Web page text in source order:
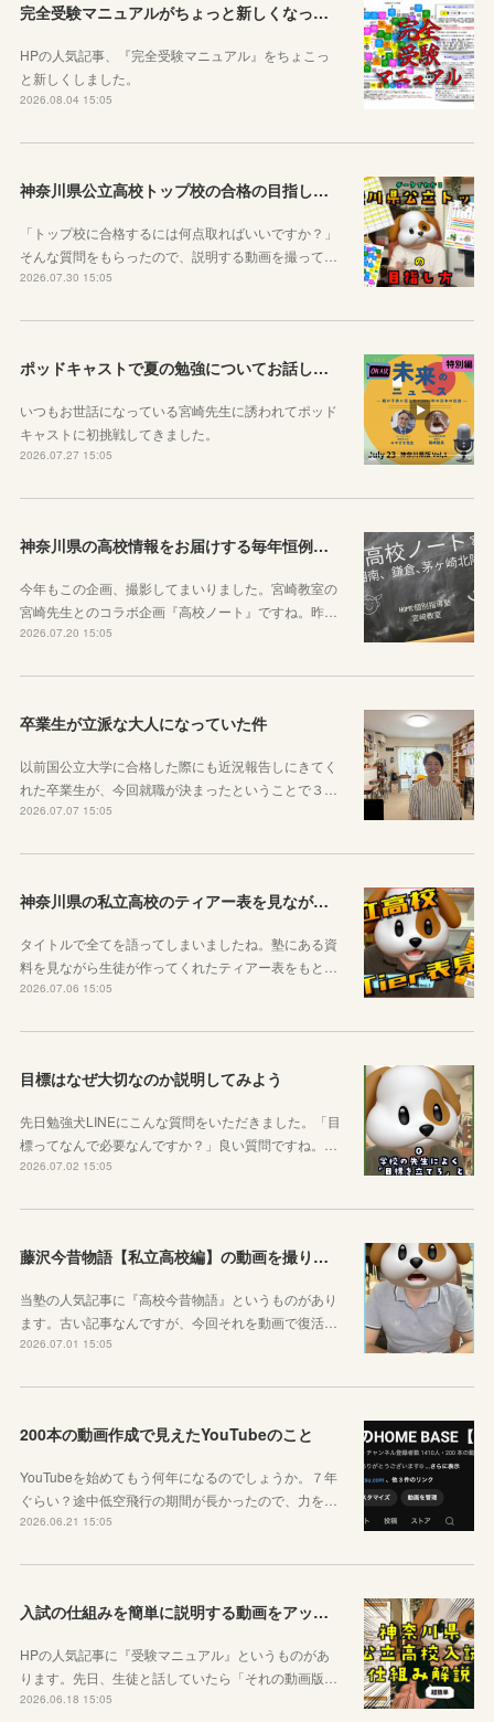
完全受験マニュアルがちょっと新しくなったよ！
HPの人気記事、『完全受験マニュアル』をちょこっ
と新しくしました。
2026.08.04 15:05
神奈川県公立高校トップ校の合格の目指し方について動画をアップしました
「トップ校に合格するには何点取ればいいですか？」
そんな質問をもらったので、説明する動画を撮って…
2026.07.30 15:05
ポッドキャストで夏の勉強についてお話ししています！
いつもお世話になっている宮崎先生に誘われてポッド
キャストに初挑戦してきました。
2026.07.27 15:05
神奈川県の高校情報をお届けする毎年恒例のコラボ企画のお知らせ
今年もこの企画、撮影してまいりました。宮崎教室の
宮崎先生とのコラボ企画『高校ノート』ですね。昨…
2026.07.20 15:05
卒業生が立派な大人になっていた件
以前国公立大学に合格した際にも近況報告しにきてく
れた卒業生が、今回就職が決まったということで３…
2026.07.07 15:05
神奈川県の私立高校のティアー表を見ながら話す動画を作りました！
タイトルで全てを語ってしまいましたね。塾にある資
料を見ながら生徒が作ってくれたティアー表をもと…
2026.07.06 15:05
目標はなぜ大切なのか説明してみよう
先日勉強犬LINEにこんな質問をいただきました。「目
標ってなんで必要なんですか？」良い質問ですね。…
2026.07.02 15:05
藤沢今昔物語【私立高校編】の動画を撮りました！
当塾の人気記事に『高校今昔物語』というものがあり
ます。古い記事なんですが、今回それを動画で復活…
2026.07.01 15:05
200本の動画作成で見えたYouTubeのこと
YouTubeを始めてもう何年になるのでしょうか。７年
ぐらい？途中低空飛行の期間が長かったので、力を…
2026.06.21 15:05
入試の仕組みを簡単に説明する動画をアップしました
HPの人気記事に『受験マニュアル』というものがあ
ります。先日、生徒と話していたら「それの動画版…
2026.06.18 15:05